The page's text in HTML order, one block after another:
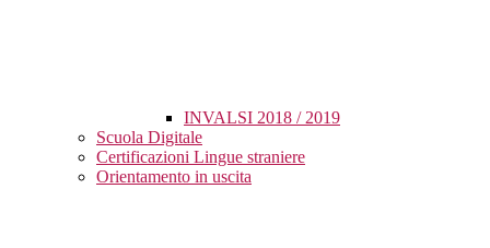
INVALSI 2018 / 2019
Scuola Digitale
Certificazioni Lingue straniere
Orientamento in uscita